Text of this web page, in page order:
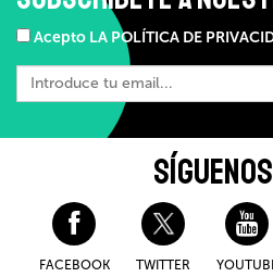
Acepto LA POLÍTICA DE
FACEBOOK TWITTER